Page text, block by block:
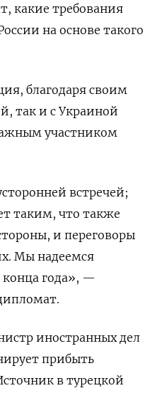
какие требования
на основе такого
благодаря своим
так и с Украиной
участником
встречей;
таким, что также
и переговоры
Мы надеемся
конца года», —
иностранных дел
прибыть
в турецкой